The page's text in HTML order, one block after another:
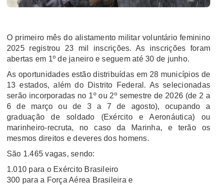
O primeiro mês do alistamento militar voluntário feminino
2025 registrou 23 mil inscrições. As inscrições foram
abertas em 1º de janeiro e seguem até 30 de junho.
As oportunidades estão distribuídas em 28 municípios de
13 estados, além do Distrito Federal. As selecionadas
serão incorporadas no 1º ou 2º semestre de 2026 (de 2 a
6 de março ou de 3 a 7 de agosto), ocupando a
graduação de soldado (Exército e Aeronáutica) ou
marinheiro-recruta, no caso da Marinha, e terão os
mesmos direitos e deveres dos homens.
São 1.465 vagas, sendo:
1.010 para o Exército Brasileiro
300 para a Força Aérea Brasileira e